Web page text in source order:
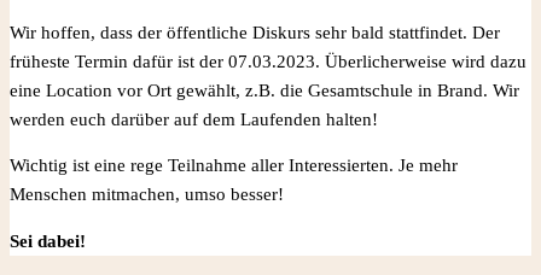
Wir hoffen, dass der öffentliche Diskurs sehr bald stattfindet. Der
früheste Termin dafür ist der 07.03.2023. Überlicherweise wird dazu
eine Location vor Ort gewählt, z.B. die Gesamtschule in Brand. Wir
werden euch darüber auf dem Laufenden halten!
Wichtig ist eine rege Teilnahme aller Interessierten. Je mehr
Menschen mitmachen, umso besser!
Sei dabei!